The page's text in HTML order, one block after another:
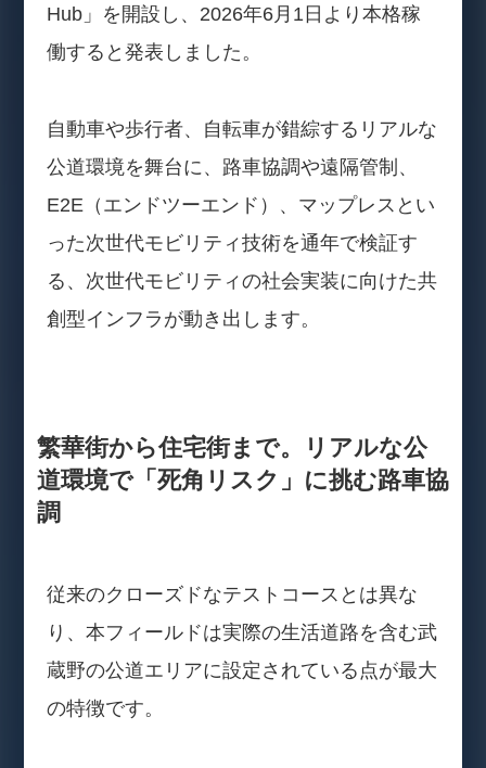
Hub」を開設し、2026年6月1日より本格稼
働すると発表しました。
自動車や歩行者、自転車が錯綜するリアルな
公道環境を舞台に、路車協調や遠隔管制、
E2E（エンドツーエンド）、マップレスとい
った次世代モビリティ技術を通年で検証す
る、次世代モビリティの社会実装に向けた共
創型インフラが動き出します。
繁華街から住宅街まで。リアルな公
道環境で「死角リスク」に挑む路車協
調
従来のクローズドなテストコースとは異な
り、本フィールドは実際の生活道路を含む武
蔵野の公道エリアに設定されている点が最大
の特徴です。